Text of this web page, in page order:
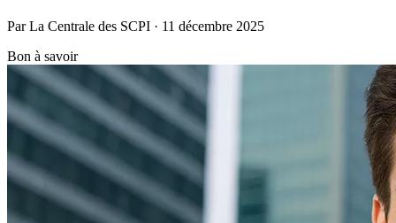
Par La Centrale des SCPI · 11 décembre 2025
Bon à savoir